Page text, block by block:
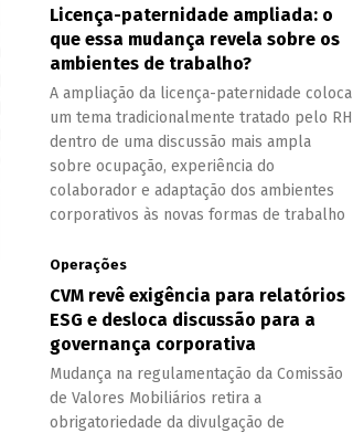
Licença-paternidade ampliada: o
que essa mudança revela sobre os
ambientes de trabalho?
A ampliação da licença-paternidade coloca
um tema tradicionalmente tratado pelo RH
dentro de uma discussão mais ampla
sobre ocupação, experiência do
colaborador e adaptação dos ambientes
corporativos às novas formas de trabalho
Operações
CVM revê exigência para relatórios
ESG e desloca discussão para a
governança corporativa
Mudança na regulamentação da Comissão
de Valores Mobiliários retira a
obrigatoriedade da divulgação de